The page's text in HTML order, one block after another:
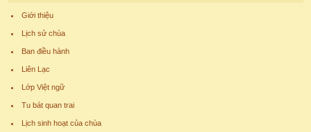
Giới thiệu
Lịch sử chùa
Ban điều hành
Liên Lạc
Lớp Việt ngữ
Tu bát quan trai
Lịch sinh hoạt của chùa